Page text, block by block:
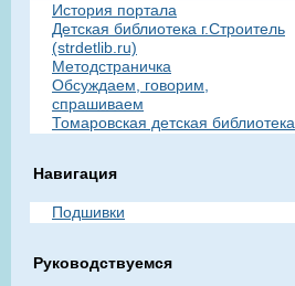
История портала
Детская библиотека г.Строитель
(strdetlib.ru)
Методстраничка
Обсуждаем, говорим,
спрашиваем
Томаровская детская библиотека
Навигация
Подшивки
Руководствуемся